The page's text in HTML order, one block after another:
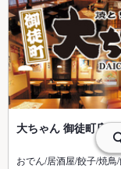
大ちゃん 御徒町店
おでん/居酒屋/餃子/焼